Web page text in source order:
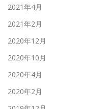
2021年4月
2021年2月
2020年12月
2020年10月
2020年4月
2020年2月